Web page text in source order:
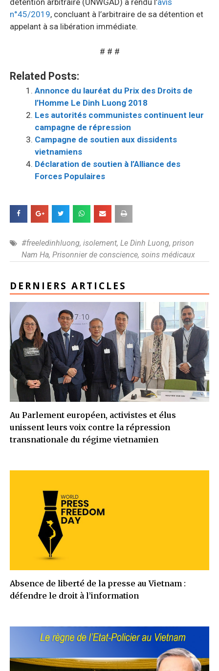
détention arbitraire (UNWGAD) a rendu l’avis
n°45/2019, concluant à l’arbitraire de sa détention et
appelant à sa libération immédiate.
# # #
Related Posts:
Annonce du lauréat du Prix des Droits de
l’Homme Le Dinh Luong 2018
Les autorités communistes continuent leur
campagne de répression
Campagne de soutien aux dissidents
vietnamiens
Déclaration de soutien à l’Alliance des
Forces Populaires
#freeledinhluong, isolement, Le Dinh Luong, prison
Nam Ha, Prisonnier de conscience, soins médicaux
DERNIERS ARTICLES
Au Parlement européen, activistes et élus
unissent leurs voix contre la répression
transnationale du régime vietnamien
Absence de liberté de la presse au Vietnam :
défendre le droit à l’information